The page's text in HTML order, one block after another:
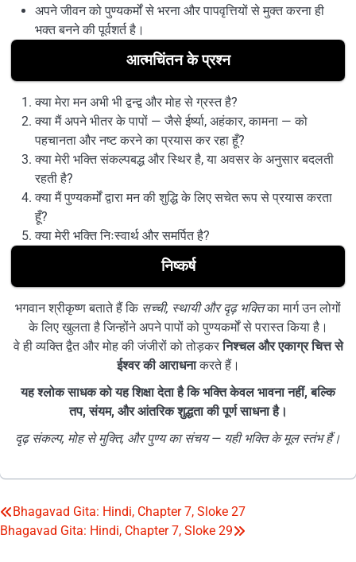
अपने जीवन को पुण्यकर्मों से भरना और पापवृत्तियों से मुक्त करना ही
भक्त बनने की पूर्वशर्त है।
आत्मचिंतन के प्रश्न
क्या मेरा मन अभी भी द्वन्द्व और मोह से ग्रस्त है?
क्या मैं अपने भीतर के पापों — जैसे ईर्ष्या, अहंकार, कामना — को
पहचानता और नष्ट करने का प्रयास कर रहा हूँ?
क्या मेरी भक्ति संकल्पबद्ध और स्थिर है, या अवसर के अनुसार बदलती
रहती है?
क्या मैं पुण्यकर्मों द्वारा मन की शुद्धि के लिए सचेत रूप से प्रयास करता
हूँ?
क्या मेरी भक्ति निःस्वार्थ और समर्पित है?
निष्कर्ष
भगवान श्रीकृष्ण बताते हैं कि सच्ची, स्थायी और दृढ़ भक्तिका मार्ग उन लोगों
के लिए खुलता है जिन्होंने अपने पापों को पुण्यकर्मों से परास्त किया है।
वे ही व्यक्ति द्वैत और मोह की जंजीरों को तोड़करनिश्चल और एकाग्र चित्त से
ईश्वर की आराधनाकरते हैं।
यह श्लोक साधक को यह शिक्षा देता है कि भक्ति केवल भावना नहीं, बल्कि
तप, संयम, और आंतरिक शुद्धता की पूर्ण साधना है।
दृढ़ संकल्प, मोह से मुक्ति, और पुण्य का संचय — यही भक्ति के मूल स्तंभ हैं।
Post
navigation
Bhagavad Gita: Hindi, Chapter 7, Sloke 27
Bhagavad Gita: Hindi, Chapter 7, Sloke 29